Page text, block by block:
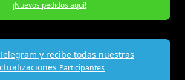
¡Nuevos pedidos aquí!
y recibe todas nuestras
Participantes